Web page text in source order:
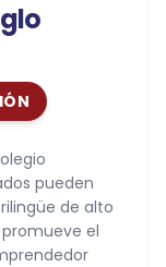
pueden
de alto
el